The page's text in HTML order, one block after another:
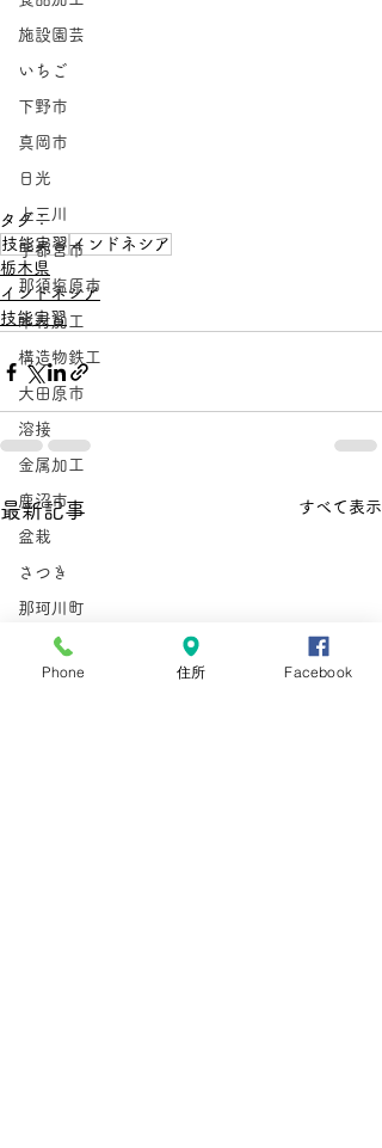
施設園芸
いちご
下野市
真岡市
日光
上三川
宇都宮市
那須塩原市
木材加工
構造物鉄工
大田原市
溶接
金属加工
鹿沼市
盆栽
さつき
那珂川町
鉄鋼
タグ：
技能実習 インドネシア
栃木県
インドネシア
技能実習
最新記事 すべて表示
Phone 住所 Facebook